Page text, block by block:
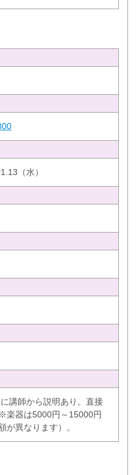
（水）
講師から説明あり。直接
楽器は5000円～15000円
が異なります）。